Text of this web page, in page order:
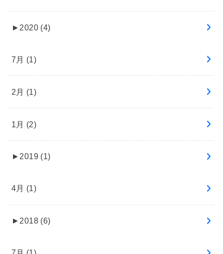
► 2020 (4)
7月 (1)
2月 (1)
1月 (2)
► 2019 (1)
4月 (1)
► 2018 (6)